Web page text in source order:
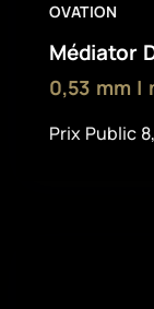
OVATION
Médiator
0,53 mm |
Prix Public